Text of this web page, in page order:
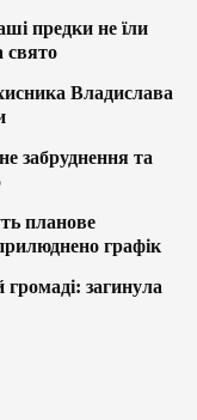
предки не їли
свято
Владислава
забруднення та
планове
графік
загинула